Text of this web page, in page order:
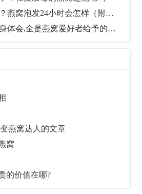
泡发燕窝需要多久？燕窝泡发24小时会怎样（附图）
吃燕窝半年后的亲身体会,全是燕窝爱好者给予的真实反馈
燕窝达人的文章
窝
的价值在哪?